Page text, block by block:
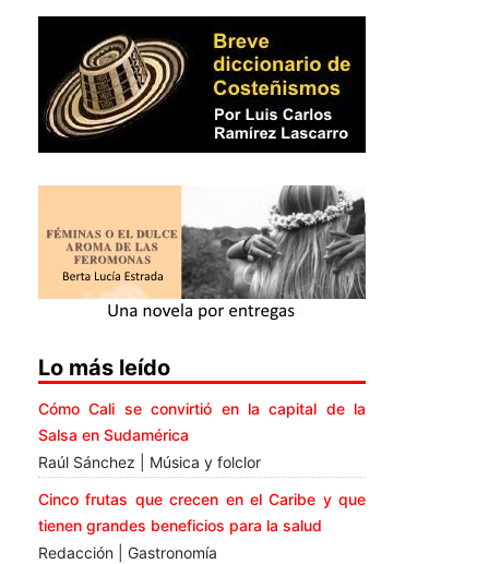
Lo más leído
Cómo Cali se convirtió en la capital de la
Salsa en Sudamérica
Raúl Sánchez | Música y folclor
Cinco frutas que crecen en el Caribe y que
tienen grandes beneficios para la salud
Redacción | Gastronomía